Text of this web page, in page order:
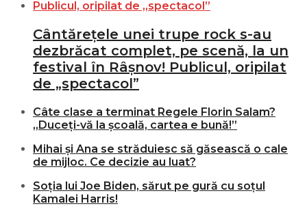
Cântărețele unei trupe rock s-au
dezbrăcat complet, pe scenă, la un
festival în Râșnov! Publicul, oripilat
de „spectacol”
Câte clase a terminat Regele Florin Salam?
„Duceți-vă la școală, cartea e bună!”
Mihai și Ana se străduiesc să găsească o cale
de mijloc. Ce decizie au luat?
Soția lui Joe Biden, sărut pe gură cu soțul
Kamalei Harris!